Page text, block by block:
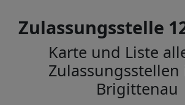
Zulassungsstelle
Karte und Liste
Brigittenau